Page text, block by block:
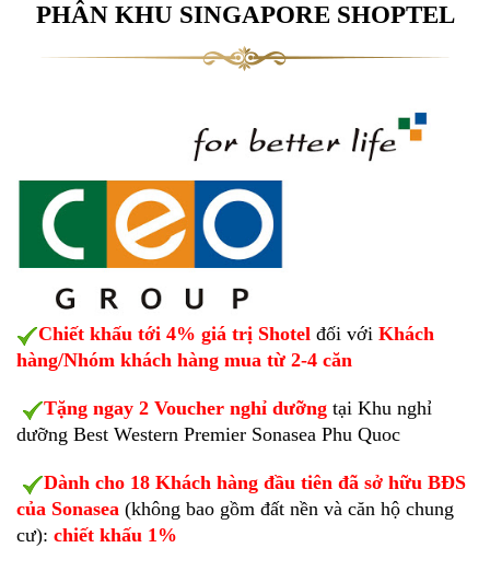
PHÂN KHU SINGAPORE SHOPTEL
Chiết khấu tới 4% giá trị Shotel đối với Khách
hàng/Nhóm khách hàng mua từ 2-4 căn
Tặng ngay 2 Voucher nghỉ dưỡng tại Khu nghỉ
dưỡng Best Western Premier Sonasea Phu Quoc
Dành cho 18 Khách hàng đầu tiên đã sở hữu BĐS
của Sonasea (không bao gồm đất nền và căn hộ chung
cư): chiết khấu 1%